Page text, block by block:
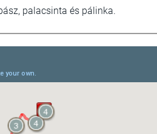
palacsinta és pálinka.